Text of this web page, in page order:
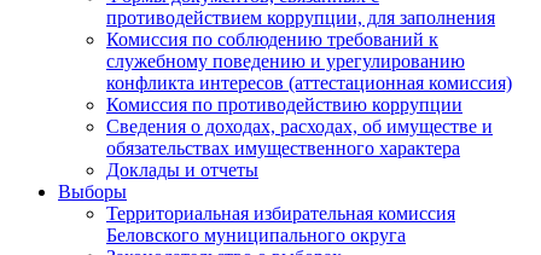
противодействием коррупции, для заполнения
Комиссия по соблюдению требований к
служебному поведению и урегулированию
конфликта интересов (аттестационная комиссия)
Комиссия по противодействию коррупции
Сведения о доходах, расходах, об имуществе и
обязательствах имущественного характера
Доклады и отчеты
Выборы
Территориальная избирательная комиссия
Беловского муниципального округа